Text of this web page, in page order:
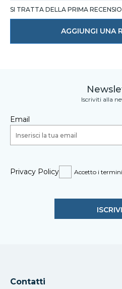
SI TRATTA DELLA PRIMA
AGGIUNGI UNA
Iscriviti alla
Email
Privacy Policy Accetto i
Contatti